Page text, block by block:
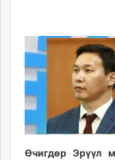
24tsag.mn
shuud.mn
eagle.mn
ergelt.mn
zarig.mn
today.mn
zuv.mn
Өчигдөр Эрүүл